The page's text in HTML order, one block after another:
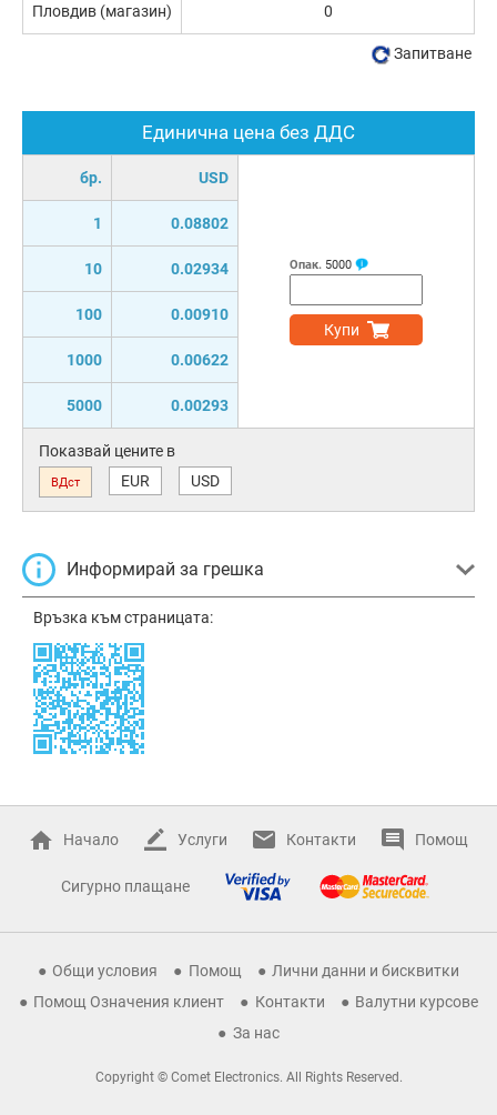
Единична цена без ДДС
бр. USD
1 0.08802
10 0.02934
100 0.00910
1000 0.00622
5000 0.00293
Опак. 5000
Купи
Показвай цените в
ВДст EUR USD
Информирай за грешка
Връзка към страницата:
Пловдив (магазин) 0
Запитване
Начало Услуги Контакти Помощ
Сигурно плащане
Общи условия Помощ
Лични данни и бисквитки
Помощ Означения клиент
Контакти
Валутни курсове
За нас
Copyright © Comet Electronics. All Rights Reserved.